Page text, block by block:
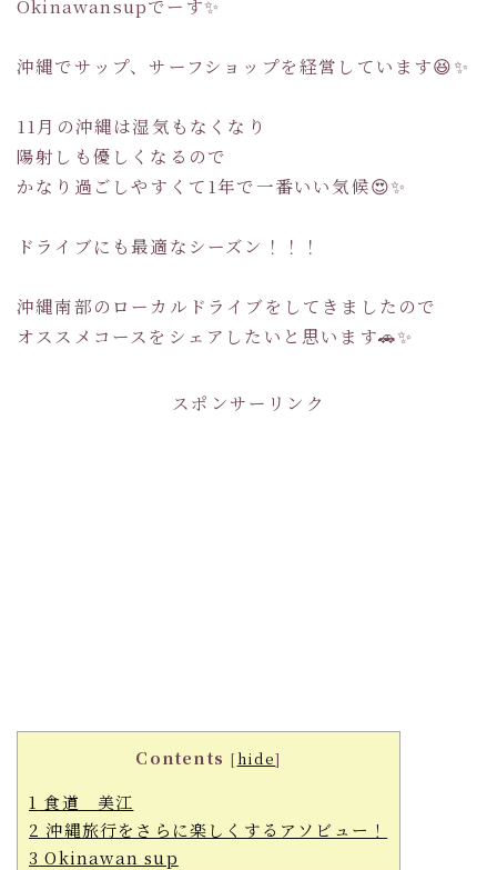
Okinawansupでーす✨
沖縄でサップ、サーフショップを経営しています😆✨
11月の沖縄は湿気もなくなり
陽射しも優しくなるので
かなり過ごしやすくて1年で一番いい気候😍✨
ドライブにも最適なシーズン！！！
沖縄南部のローカルドライブをしてきましたので
オススメコースをシェアしたいと思います🚗✨
スポンサーリンク
Contents [hide]
1 食道 美江
2 沖縄旅行をさらに楽しくするアソビュー！
3 Okinawan sup